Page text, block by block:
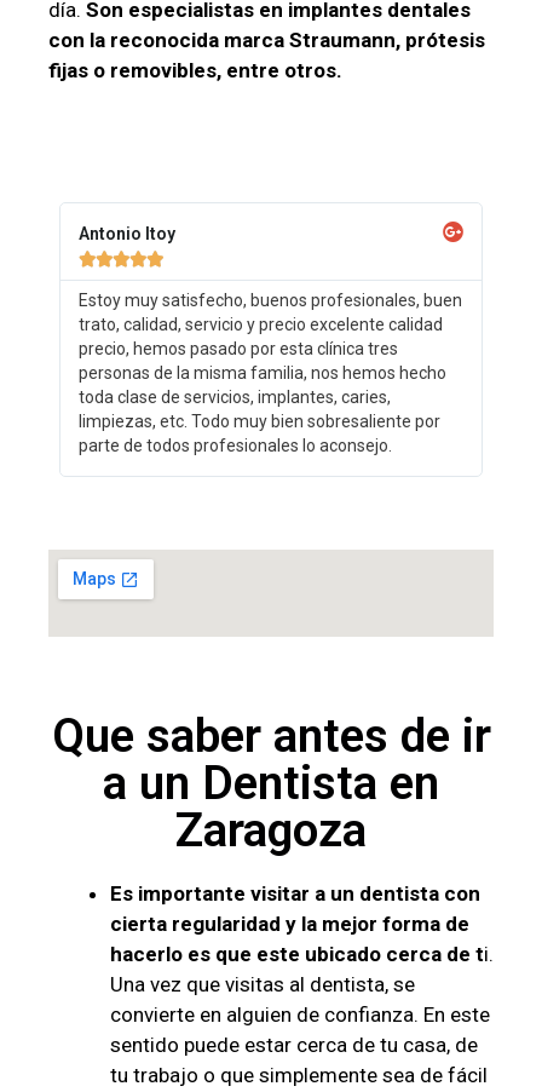
día. Son especialistas en implantes dentales
con la reconocida marca Straumann, prótesis
fijas o removibles, entre otros.
Antonio Itoy

Estoy muy satisfecho, buenos profesionales, buen
trato, calidad, servicio y precio excelente calidad
precio, hemos pasado por esta clínica tres
personas de la misma familia, nos hemos hecho
toda clase de servicios, implantes, caries,
limpiezas, etc. Todo muy bien sobresaliente por
parte de todos profesionales lo aconsejo.
Que saber antes de ir
a un Dentista en
Zaragoza
Es importante visitar a un dentista con
cierta regularidad y la mejor forma de
hacerlo es que este ubicado cerca de ti.
Una vez que visitas al dentista, se
convierte en alguien de confianza. En este
sentido puede estar cerca de tu casa, de
tu trabajo o que simplemente sea de fácil